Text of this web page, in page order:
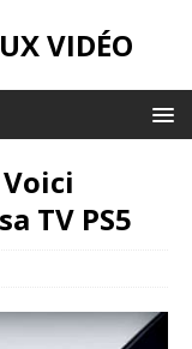
VIDÉO
TV PS5